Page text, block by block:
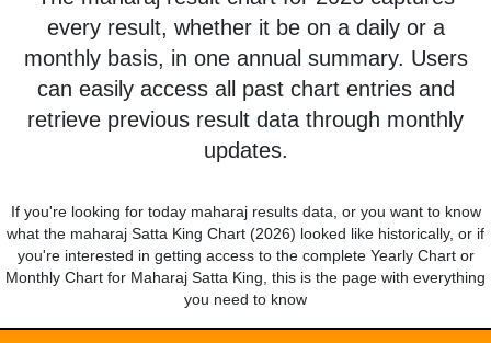
every result, whether it be on a daily or a
monthly basis, in one annual summary. Users
can easily access all past chart entries and
retrieve previous result data through monthly
updates.
If you're looking for today maharaj results data, or you want to know
what the maharaj Satta King Chart (2026) looked like historically, or if
you're interested in getting access to the complete Yearly Chart or
Monthly Chart for Maharaj Satta King, this is the page with everything
you need to know